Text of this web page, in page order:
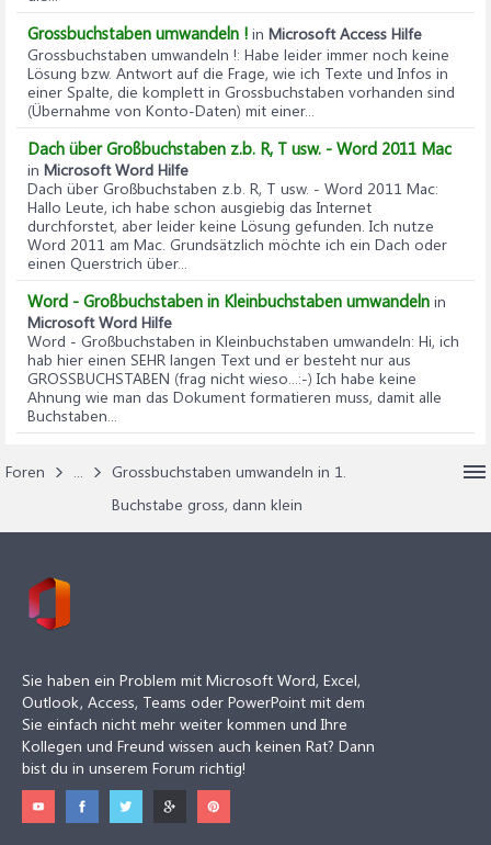
Grossbuchstaben umwandeln ! in Microsoft Access Hilfe
Grossbuchstaben umwandeln !: Habe leider immer noch keine
Lösung bzw. Antwort auf die Frage, wie ich Texte und Infos in
einer Spalte, die komplett in Grossbuchstaben vorhanden sind
(Übernahme von Konto-Daten) mit einer...
Dach über Großbuchstaben z.b. R, T usw. - Word 2011 Mac
in Microsoft Word Hilfe
Dach über Großbuchstaben z.b. R, T usw. - Word 2011 Mac:
Hallo Leute, ich habe schon ausgiebig das Internet
durchforstet, aber leider keine Lösung gefunden. Ich nutze
Word 2011 am Mac. Grundsätzlich möchte ich ein Dach oder
einen Querstrich über...
Word - Großbuchstaben in Kleinbuchstaben umwandeln in
Microsoft Word Hilfe
Word - Großbuchstaben in Kleinbuchstaben umwandeln: Hi, ich
hab hier einen SEHR langen Text und er besteht nur aus
GROSSBUCHSTABEN (frag nicht wieso...:-) Ich habe keine
Ahnung wie man das Dokument formatieren muss, damit alle
Buchstaben...
Foren ...
Grossbuchstaben umwandeln in 1.
Buchstabe gross, dann klein
Sie haben ein Problem mit Microsoft Word, Excel,
Outlook, Access, Teams oder PowerPoint mit dem
Sie einfach nicht mehr weiter kommen und Ihre
Kollegen und Freund wissen auch keinen Rat? Dann
bist du in unserem Forum richtig!